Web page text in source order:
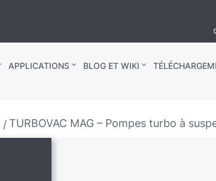
APPLICATIONS BLOG ET WIKI
TURBOVAC MAG – Pompes turbo à